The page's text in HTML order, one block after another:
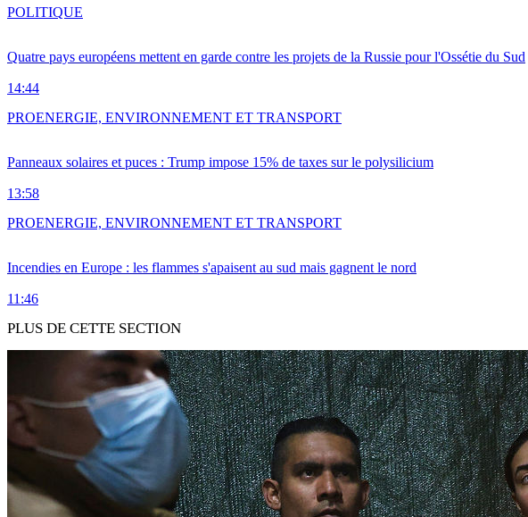
Quatre pays européens mettent en garde contre les projets de la Russie pour l'Ossétie du Sud
14:44
POLITIQUE
Panneaux solaires et puces : Trump impose 15% de taxes sur le polysilicium
13:58
PROENERGIE, ENVIRONNEMENT ET TRANSPORT
Incendies en Europe : les flammes s'apaisent au sud mais gagnent le nord
11:46
PROENERGIE, ENVIRONNEMENT ET TRANSPORT
PLUS DE CETTE SECTION